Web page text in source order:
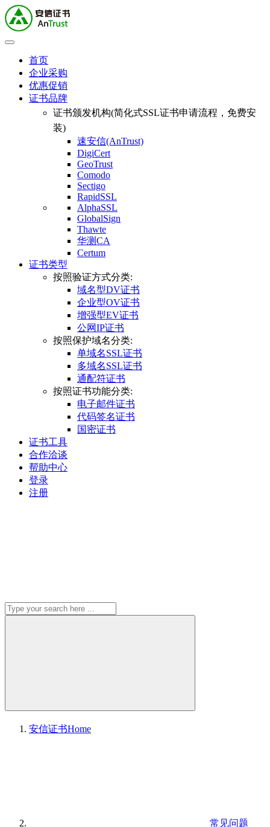
首页
企业采购
优惠促销
证书品牌
证书颁发机构(简化式SSL证书申请流程，免费安
装)
速安信(AnTrust)
DigiCert
GeoTrust
Comodo
Sectigo
RapidSSL
AlphaSSL
GlobalSign
Thawte
华测CA
Certum
证书类型
按照验证方式分类:
域名型DV证书
企业型OV证书
增强型EV证书
公网IP证书
按照保护域名分类:
单域名SSL证书
多域名SSL证书
通配符证书
按照证书功能分类:
电子邮件证书
代码签名证书
国密证书
证书工具
合作洽谈
帮助中心
登录
注册
安信证书Home
常见问题